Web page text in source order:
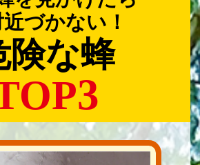
づかない！
険な蜂
3